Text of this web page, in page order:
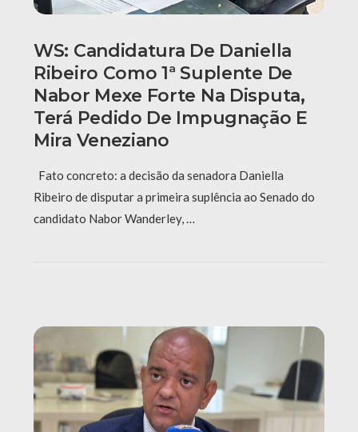
WS: Candidatura De Daniella
Ribeiro Como 1ª Suplente De
Nabor Mexe Forte Na Disputa,
Terá Pedido De Impugnação E
Mira Veneziano
Fato concreto: a decisão da senadora Daniella
Ribeiro de disputar a primeira suplência ao Senado do
candidato Nabor Wanderley, …